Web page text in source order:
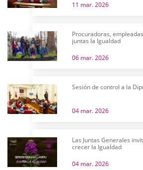
11 mar. 2026
Procuradoras,
juntas la Igualdad
06 mar. 2026
Sesión de control a la
04 mar. 2026
Las Juntas Generales
crecer la Igualdad
04 mar. 2026